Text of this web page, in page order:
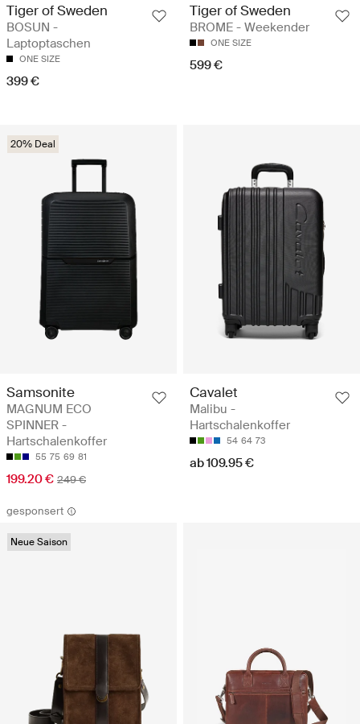
Tiger of Sweden
BOSUN -
Laptoptaschen
ONE SIZE
399 €
Tiger of Sweden
BROME - Weekender
ONE SIZE
599 €
20% Deal
Samsonite
MAGNUM ECO
SPINNER -
Hartschalenkoffer
55 75 69 81
199.20 € 249 €
Cavalet
Malibu -
Hartschalenkoffer
54 64 73
ab 109.95 €
gesponsert
Neue Saison